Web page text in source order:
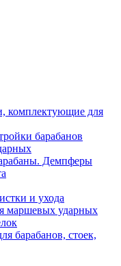
комплектующие для
барабанов
Демпферы
и ухода
маршевых ударных
барабанов, стоек,